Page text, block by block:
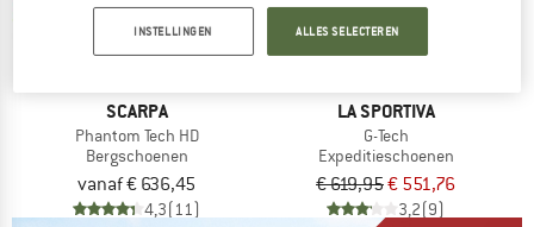
SCARPA
Phantom Tech HD
Bergschoenen
vanaf € 636,45
4,3(11)
LA SPORTIVA
G-Tech
Expeditieschoenen
€ 619,95€ 551,76
3,2(9)
INSTELLINGEN ALLES SELECTEREN